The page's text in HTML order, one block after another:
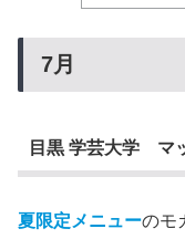
7月
目黒 学芸大学 マ
夏限定メニューのモ